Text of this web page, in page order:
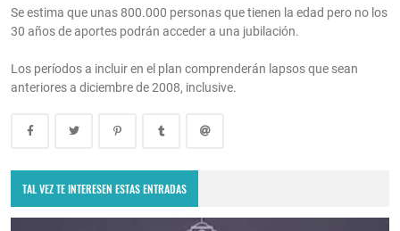
Se estima que unas 800.000 personas que tienen la edad pero no los
30 años de aportes podrán acceder a una jubilación.
Los períodos a incluir en el plan comprenderán lapsos que sean
anteriores a diciembre de 2008, inclusive.
TAL VEZ TE INTERESEN ESTAS ENTRADAS